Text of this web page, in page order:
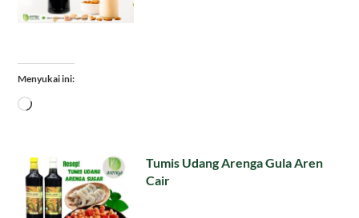
Menyukai ini:
Memuat...
Tumis Udang Arenga Gula Aren
Cair